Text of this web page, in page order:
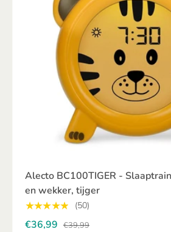
Alecto BC100TIGER -
en wekker, tijger
★★★★★ (50)
€36,99 €39,99